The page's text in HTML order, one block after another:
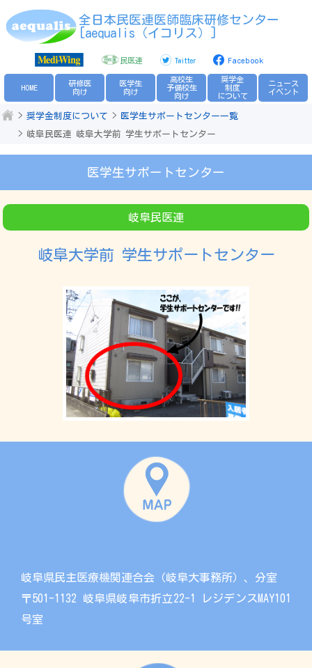
全日本民医連医師臨床研修センター
[aequalis（イコリス）]
民医連 Twitter Facebook
HOME
研修医
向け
医学生
向け
高校生
予備校生
向け
奨学金
制度
について
ニュース
イベント
奨学金制度について
医学生サポートセンター一覧
岐阜民医連 岐阜大学前 学生サポートセンター
医学生サポートセンター
岐阜民医連
岐阜大学前 学生サポートセンター
岐阜県民主医療機関連合会（岐阜大事務所）、分室
〒501-1132 岐阜県岐阜市折立22-1 レジデンスMAY101
号室